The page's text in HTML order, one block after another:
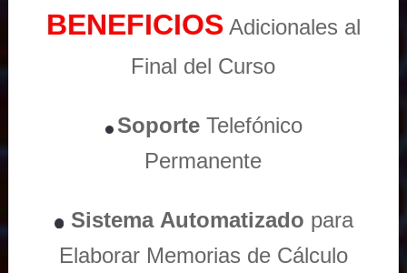
BENEFICIOS Adicionales al
Final del Curso
Soporte Telefónico
Permanente
Sistema Automatizado para
Elaborar Memorias de Cálculo